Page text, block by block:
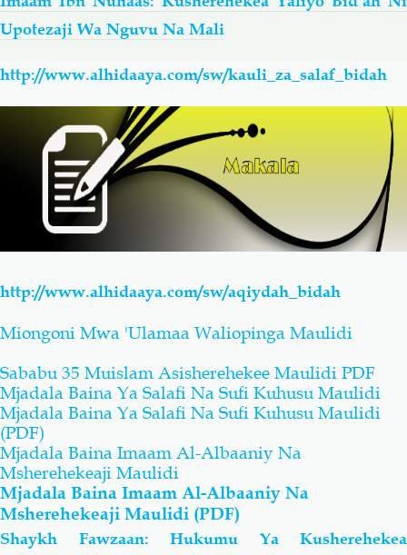
Upotezaji Wa Nguvu Na Mali
http://www.alhidaaya.com/sw/kauli_za_salaf_bidah
http://www.alhidaaya.com/sw/aqiydah_bidah
Miongoni Mwa 'Ulamaa Waliopinga Maulidi
Sababu 35 Muislam Asisherehekee Maulidi PDF
Mjadala Baina Ya Salafi Na Sufi Kuhusu Maulidi
Mjadala Baina Ya Salafi Na Sufi Kuhusu Maulidi
(PDF)
Mjadala Baina Imaam Al-Albaaniy Na
Msherehekeaji Maulidi
Mjadala Baina Imaam Al-Albaaniy Na
Msherehekeaji Maulidi (PDF)
Shaykh Fawzaan: Hukumu Ya Kusherehekea